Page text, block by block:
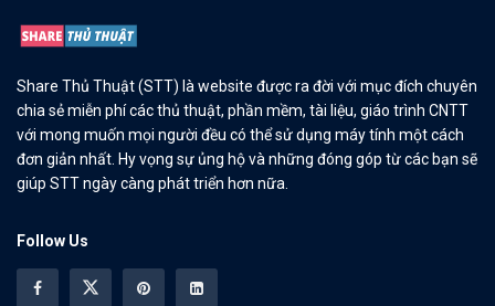
Share Thủ Thuật (STT) là website được ra đời với mục đích chuyên
chia sẻ miễn phí các thủ thuật, phần mềm, tài liệu, giáo trình CNTT
với mong muốn mọi người đều có thể sử dụng máy tính một cách
đơn giản nhất. Hy vọng sự ủng hộ và những đóng góp từ các bạn sẽ
giúp STT ngày càng phát triển hơn nữa.
Follow Us